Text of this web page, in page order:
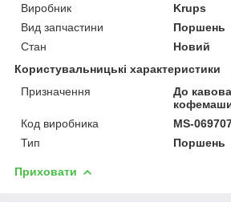
Виробник
Krups
Вид запчастини
Поршень
Стан
Новий
Користувальницькі характеристики
Призначення
До
Код виробника
MS-
Тип
Поршень
Приховати